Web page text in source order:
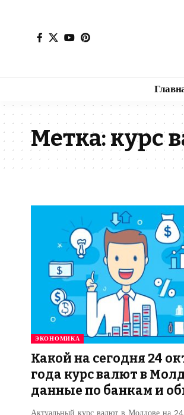
Метка:курс
ЭКОНОМИКА
Какой на сегодня 24
года курс валют в
данные по банкам и
Актуальный курс валют в Молдове на